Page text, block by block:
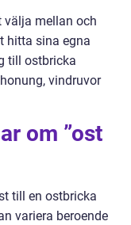
välja mellan och
hitta sina egna
till ostbricka
vindruvor
om ”ost
till en ostbricka
variera beroende